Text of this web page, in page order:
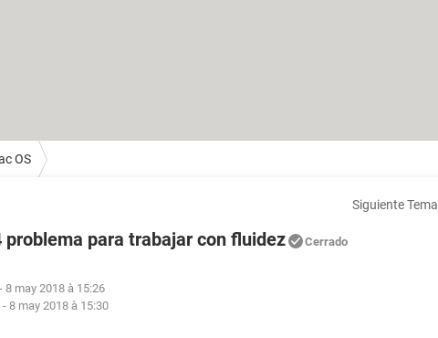
OS
Siguiente Tema
para trabajar con fluidez Cerrado
- 8 may 2018 à 15:26
- 8 may 2018 à 15:30